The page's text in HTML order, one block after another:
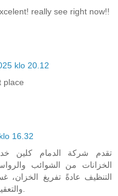
really see right now!!
klo 20.12
place
klo 16.32
تقدم شركة الدمام كلين
الخزانات من الشوائب
التنظيف عادةً تفريغ الخزان،